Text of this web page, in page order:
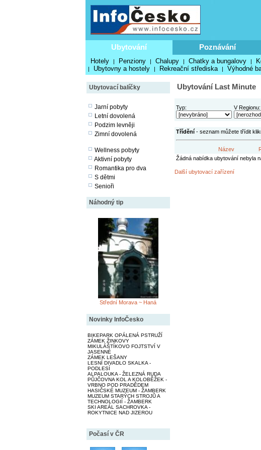
Ubytování Poznávání
Hotely | Penziony | Chalupy | Chatky a bungalovy |
| Ubytovny a hostely | Rekreační střediska | Výhodné
Ubytovací balíčky
Jarní pobyty
Letní dovolená
Podzim levněji
Zimní dovolená
Wellness pobyty
Aktivní pobyty
Romantika pro dva
S dětmi
Senioři
Náhodný tip
Střední Morava ~ Haná
Novinky InfoČesko
BIKEPARK OPÁLENÁ PSTRUŽÍ
ZÁMEK ŽINKOVY
MIKULÁŠTÍKOVO FOJTSTVÍ V
JASENNÉ
ZÁMEK LEŠANY
LESNÍ DIVADLO SKALKA -
PODLESÍ
ALPALOUKA - ŽELEZNÁ RUDA
PŮJČOVNA KOL A KOLOBĚŽEK -
VRBNO POD PRADĚDEM
HASIČSKÉ MUZEUM - ŽAMBERK
MUZEUM STARÝCH STROJŮ A
TECHNOLOGIÍ - ŽAMBERK
SKI AREÁL SACHROVKA -
ROKYTNICE NAD JIZEROU
Počasí v ČR
Ubytování Last Minute
Typ: V Regionu:
Třídění- seznam můžete třídit
Název
Žádná nabídka ubytování nebyla
Další ubytovací zařízení